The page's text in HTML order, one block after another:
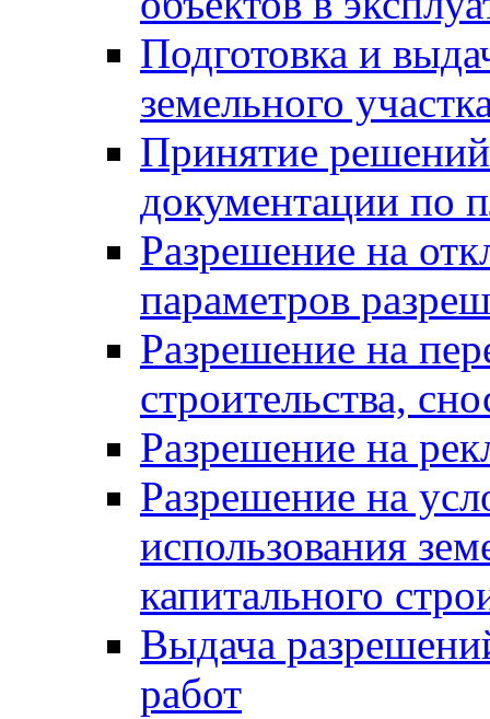
Подготовка и
земельного
Принятие
документации по
Разрешение на
параметров
Разрешение на
строительства,
Разрешение на
Разрешение на
использования
капитального
Выдача
работ